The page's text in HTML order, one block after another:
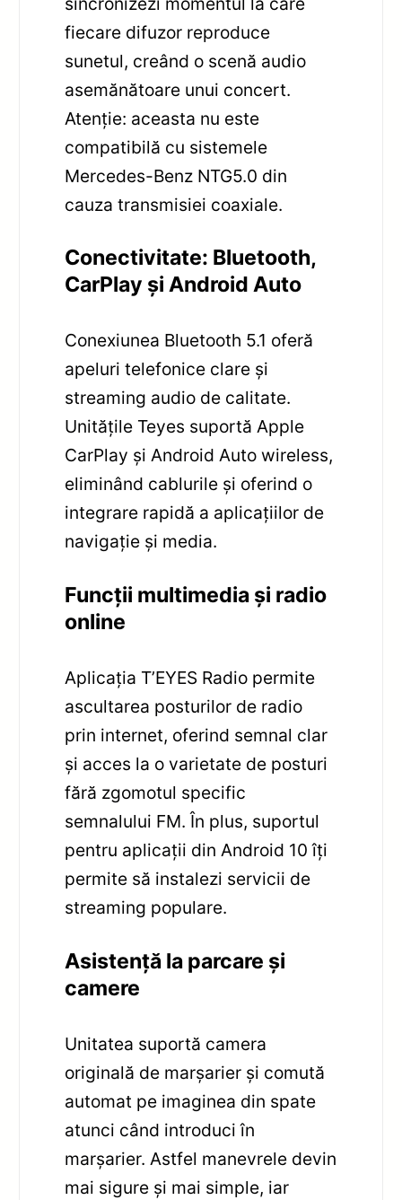
fiecare difuzor reproduce
sunetul, creând o scenă audio
asemănătoare unui concert.
Atenție: aceasta nu este
compatibilă cu sistemele
Mercedes-Benz NTG5.0 din
cauza transmisiei coaxiale.
Conectivitate: Bluetooth,
CarPlay și Android Auto
Conexiunea Bluetooth 5.1 oferă
apeluri telefonice clare și
streaming audio de calitate.
Unitățile Teyes suportă Apple
CarPlay și Android Auto wireless,
eliminând cablurile și oferind o
integrare rapidă a aplicațiilor de
navigație și media.
Funcții multimedia și radio
online
Aplicația T’EYES Radio permite
ascultarea posturilor de radio
prin internet, oferind semnal clar
și acces la o varietate de posturi
fără zgomotul specific
semnalului FM. În plus, suportul
pentru aplicații din Android 10 îți
permite să instalezi servicii de
streaming populare.
Asistență la parcare și
camere
Unitatea suportă camera
originală de marșarier și comută
automat pe imaginea din spate
atunci când introduci în
marșarier. Astfel manevrele devin
mai sigure și mai simple, iar